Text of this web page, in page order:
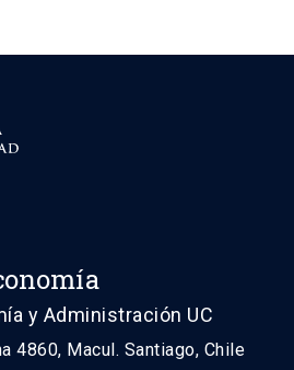
y Administración UC
4860, Macul. Santiago, Chile